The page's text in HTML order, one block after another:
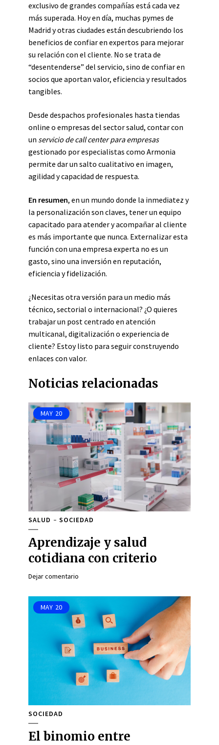
exclusivo de grandes compañías está cada vez
más superada. Hoy en día, muchas pymes de
Madrid y otras ciudades están descubriendo los
beneficios de confiar en expertos para mejorar
su relación con el cliente. No se trata de
“desentenderse” del servicio, sino de confiar en
socios que aportan valor, eficiencia y resultados
tangibles.
Desde despachos profesionales hasta tiendas
online o empresas del sector salud, contar con
un servicio de call center para empresas
gestionado por especialistas como Armonia
permite dar un salto cualitativo en imagen,
agilidad y capacidad de respuesta.
En resumen, en un mundo donde la inmediatez y
la personalización son claves, tener un equipo
capacitado para atender y acompañar al cliente
es más importante que nunca. Externalizar esta
función con una empresa experta no es un
gasto, sino una inversión en reputación,
eficiencia y fidelización.
¿Necesitas otra versión para un medio más
técnico, sectorial o internacional? ¿O quieres
trabajar un post centrado en atención
multicanal, digitalización o experiencia de
cliente? Estoy listo para seguir construyendo
enlaces con valor.
Noticias relacionadas
MAY 20
SALUD SOCIEDAD
Aprendizaje y salud
cotidiana con criterio
Dejar comentario
MAY 20
SOCIEDAD
El binomio entre